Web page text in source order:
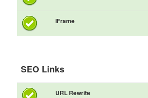
IFrame
SEO Links
URL Rewrite